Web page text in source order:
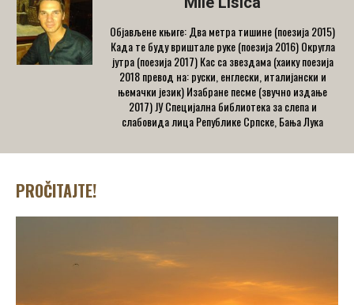
Објављене књиге: Два метра тишине (поезија 2015)
Када те буду вриштале руке (поезија 2016) Округла
јутра (поезија 2017) Кас са звездама (хаику поезија
2018 превод на: руски, енглески, италијански и
њемачки језик) Изабране песме (звучно издање
2017) ЈУ Специјална библиотека за слепа и
слабовида лица Републике Српске, Бања Лука
PROČITAJTE!